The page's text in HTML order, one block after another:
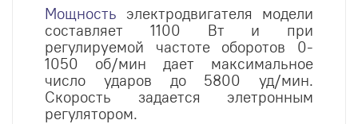
Мощность электродвигателя модели
составляет 1100 Вт и при
регулируемой частоте оборотов 0-
1050 об/мин дает максимальное
число ударов до 5800 уд/мин.
Скорость задается элетронным
регулятором.